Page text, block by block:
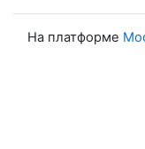
На платформе